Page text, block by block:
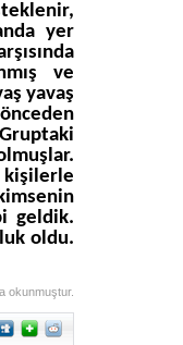
yer
ve
yavaş
geldik.
oldu.
okunmuştur.